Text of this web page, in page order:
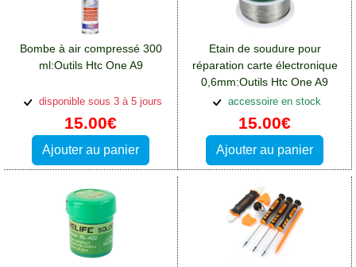
Bombe à air compressé 300
ml:Outils Htc One A9
disponible sous 3 à 5 jours
15.00€
Ajouter au panier
Etain de soudure pour
réparation carte électronique
0,6mm:Outils Htc One A9
accessoire en stock
15.00€
Ajouter au panier